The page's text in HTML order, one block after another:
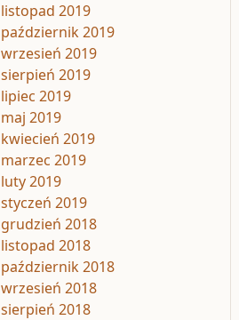
listopad 2019
październik 2019
wrzesień 2019
sierpień 2019
lipiec 2019
maj 2019
kwiecień 2019
marzec 2019
luty 2019
styczeń 2019
grudzień 2018
listopad 2018
październik 2018
wrzesień 2018
sierpień 2018